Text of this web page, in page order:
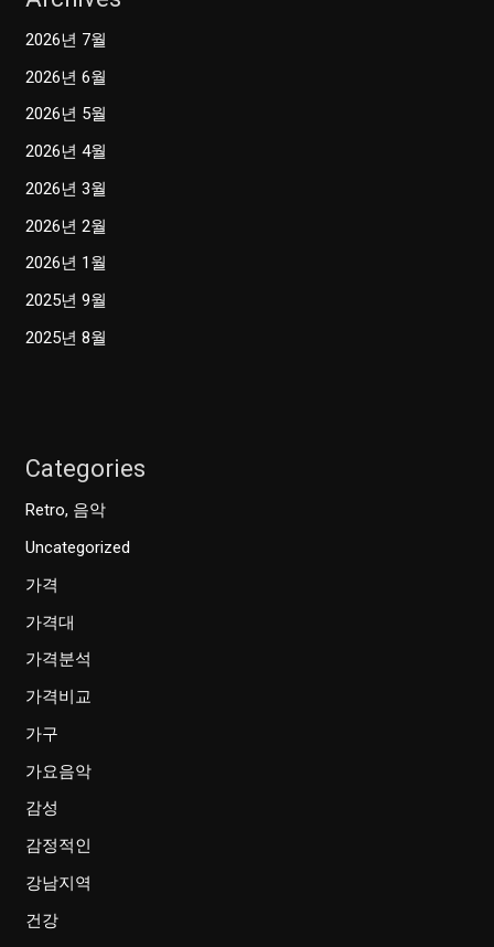
2026년 7월
2026년 6월
2026년 5월
2026년 4월
2026년 3월
2026년 2월
2026년 1월
2025년 9월
2025년 8월
Categories
Retro, 음악
Uncategorized
가격
가격대
가격분석
가격비교
가구
가요음악
감성
감정적인
강남지역
건강